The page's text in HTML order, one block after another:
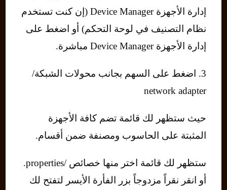
إدارة الأجهزة Device Manager (إن كنت تستخدم
نظام التصنيف في لوحة التحكم) أو اضغط على
إدارة الأجهزة Device Manager مباشرة.
3. اضغط على السهم بجانب محولات الشبكة/
network adapter
حيث ستظهر لك قائمة تضم كافة الأجهزة
المثبتة على الحاسوب ومصنفة ضمن أقسام.
ستظهر لك قائمة اختر منها خصائص /properties.
أو انقر نقراً مزدوجاً بزر الفأرة الأيسر لتفتح لك